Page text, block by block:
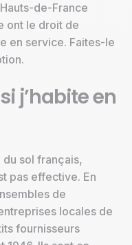
de-France
ont le droit de
en service. Faites-le
j’habite en
sol français,
pas effective. En
de
locales de
fournisseurs